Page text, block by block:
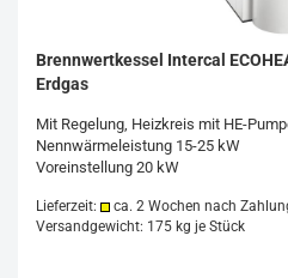
Brennwertkessel Intercal
Erdgas
Mit Regelung, Heizkreis mit HE-
Nennwärmeleistung 15-25 kW
Voreinstellung 20 kW
Lieferzeit:
ca. 2 Wochen nach
Versandgewicht: 175 kg je Stück